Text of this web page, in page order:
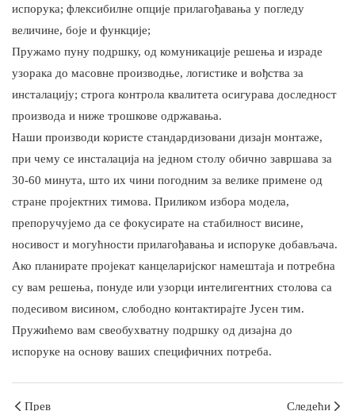
испорука; флексибилне опције прилагођавања у погледу
величине, боје и функције;
Пружамо пуну подршку, од комуникације решења и израде
узорака до масовне производње, логистике и вођства за
инсталацију; строга контрола квалитета осигурава доследност
производа и ниже трошкове одржавања.
Наши производи користе стандардизовани дизајн монтаже,
при чему се инсталација на једном столу обично завршава за
30-60 минута, што их чини погодним за велике примене од
стране пројектних тимова. Приликом избора модела,
препоручујемо да се фокусирате на стабилност висине,
носивост и могућности прилагођавања и испоруке добављача.
Ако планирате пројекат канцеларијског намештаја и потребна
су вам решења, понуде или узорци интелигентних столова са
подесивом висином, слободно контактирајте Јусен тим.
Пружићемо вам свеобухватну подршку од дизајна до
испоруке на основу ваших специфичних потреба.
Прев Следећи